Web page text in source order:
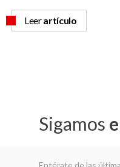
Leerartículo
Sigamos
Entérate de las